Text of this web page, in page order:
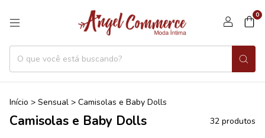
0
Início > Sensual > Camisolas e Baby Dolls
Camisolas e Baby Dolls 32 produtos